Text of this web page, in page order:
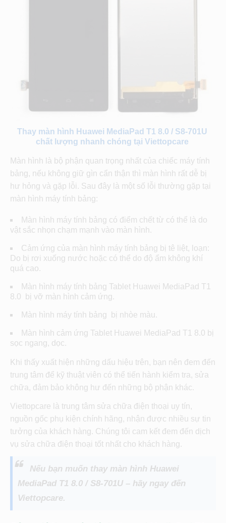
Thay màn hình Huawei MediaPad T1 8.0 / S8-701U
chất lượng nhanh chóng tại Viettopcare
Màn hình là bộ phận quan trọng nhất của chiếc máy tính
bảng, nếu không giữ gìn cẩn thận thì màn hình rất dễ bị
hư hỏng và gặp lỗi. Sau đây là một số lỗi thường gặp tại
màn hình máy tính bảng:
­Màn hình máy tính bảng có điểm chết từ có thể là do
vật sắc nhọn chạm mạnh vào màn hình.
Cảm ứng của màn hình máy tính bảng bị tê liệt, loạn:
Do bị rơi xuống nước hoặc có thể do độ ẩm không khí
quá cao.
Màn hình máy tính bảng Tablet Huawei MediaPad T1
8.0 bị vỡ màn hình cảm ứng.
Màn hình máy tính bảng bị nhòe màu.
Màn hình cảm ứng Tablet Huawei MediaPad T1 8.0 bị
sọc ngang, dọc.
Khi thấy xuất hiện những dấu hiệu trên, bạn nên đem đến
trung tâm để kỹ thuật viên có thể tiến hành kiểm tra, sửa
chữa, đảm bảo không hư đến những bộ phận khác.
Viettopcare là trung tâm sửa chữa điện thoại uy tín,
nguồn gốc phụ kiện chính hãng, nhận được nhiều sự tin
tưởng của khách hàng. Chúng tôi cam kết đem đến dịch
vụ sửa chữa điện thoại tốt nhất cho khách hàng.
Nếu bạn muốn thay màn hình Huawei
MediaPad T1 8.0 / S8-701U – hãy ngay đến
Viettopcare.